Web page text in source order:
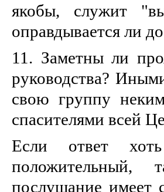
якобы, служит
оправдывается ли
11. Заметны ли
руководства?
свою группу
спасителями всей
Если ответ
положительный,
послушание имеет